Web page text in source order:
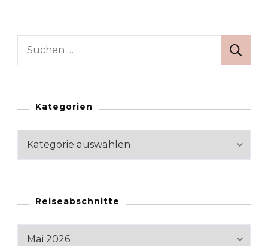
Suchen
Kategorien
Kategorien
Reiseabschnitte
Reiseabschnitte